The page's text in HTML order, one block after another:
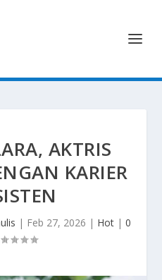
AKTRIS
KARIER
| Feb 27, 2026 | Hot| 0